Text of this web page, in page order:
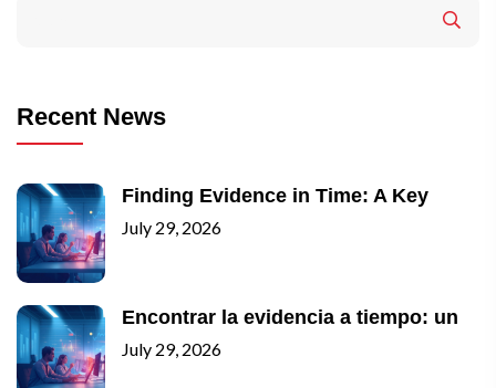
Recent News
Finding Evidence in Time: A Key
July 29, 2026
Encontrar la evidencia a tiempo: un
July 29, 2026